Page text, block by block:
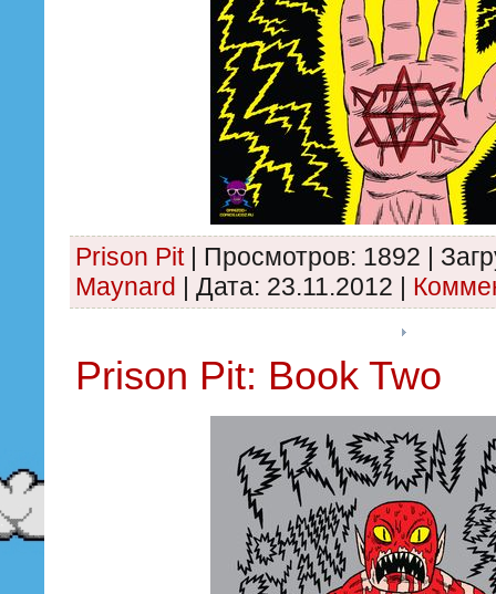
Prison Pit| Просмотров: 1892 |
Maynard | Дата: 23.11.2012 |
Prison Pit: Book Two